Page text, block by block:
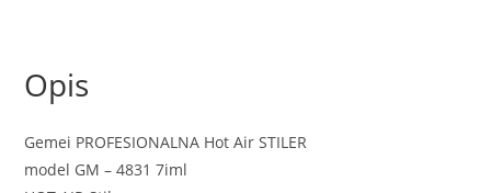
Opis
Gemei PROFESIONALNA Hot Air STILER
model GM – 4831 7iml